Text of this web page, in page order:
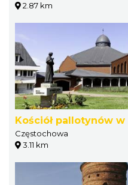
2.87 km
Kościół pallotynów
Częstochowa
3.11 km